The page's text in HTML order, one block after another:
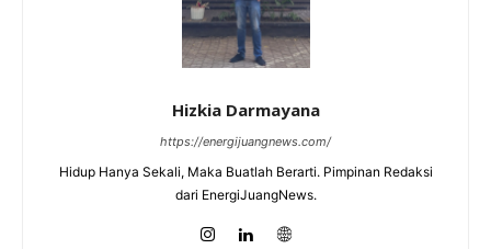
Hizkia Darmayana
https://energijuangnews.com/
Hidup Hanya Sekali, Maka Buatlah Berarti. Pimpinan Redaksi
dari EnergiJuangNews.